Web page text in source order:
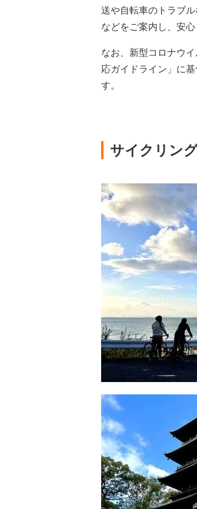
送や自転車のトラブ
などをご案内し、安
なお、新型コロナウ
応ガイドライン」に
す。
サイクリン